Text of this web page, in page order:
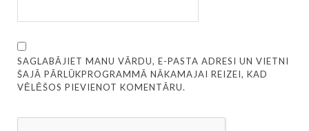
SAGLABĀJIET MANU VĀRDU, E-PASTA ADRESI UN VIETNI
ŠAJĀ PĀRLŪKPROGRAMMĀ NĀKAMAJAI REIZEI, KAD
VĒLĒŠOS PIEVIENOT KOMENTĀRU.